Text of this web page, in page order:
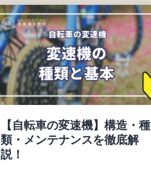
【自転車の変速機】構造・種
類・メンテナンスを徹底解
説！